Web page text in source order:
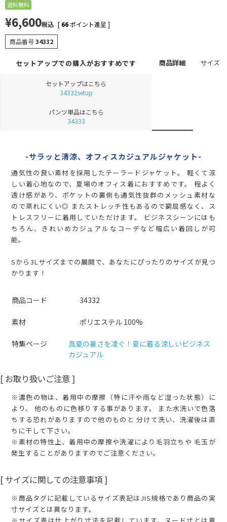
送料無料
¥6,600税込 [ 66ポイント進呈 ]
商品番号34332
M
残りわずか
残りわずか
3L
M
在庫切れ
L
在庫切れ
再入荷お知らせ
LL カートに入れる
3L
再入荷お知らせ
S
在庫切れ
セットアップでの購入がおすすめです
セットアップはこちら
34332setup
パンツ単品はこちら
34333
商品詳細 サイズ
-サラッと清涼、オフィスカジュアルジャケット-
通気性の良い素材を採用したテーラードジャケット。 軽くて涼
しい着心地なので、夏場のオフィス着におすすめです。 程よく
透け感があり、ポケットの裏側も通気性抜群のメッシュ素材な
ので蒸れにくい◎ またストレッチ性もあるので窮屈感なく、ス
トレスフリーに着用していただけます。 ビジネスシーンにはも
ちろん、きれいめカジュアルなコーデなど幅広い着回しが可
能。
Sから3Lサイズまでの展開で、あなたにぴったりのサイズが見つ
かります！
商品コード 34332
素材 ポリエステル 100%
特集ページ
真夏の暑さを凌ぐ！夏に着る涼しいビジネス
カジュアル
[ お取り扱いご注意 ]
※濃色の物は、着用中の摩擦（特に汗や雨など湿った状態）に
より、 他のものに色移りする事があります。 また水洗いで色落
ちする恐れがありますので他のものと 分けて洗い、洗濯後は直
ちに干して下さい。
※素材の特性上、着用中の摩擦や洗濯により毛羽立ちや 毛玉が
発生することがありますのでご注意ください。
[ サイズに関しての注意事項 ]
※商品タグに記載しているサイズ表記はJIS規格であり商品の実
寸サイズとは異なります。